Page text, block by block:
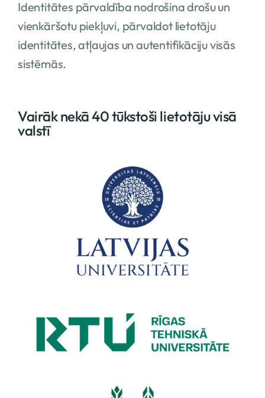
Identitātes pārvaldība nodrošina drošu un
vienkāršotu piekļuvi, pārvaldot lietotāju
identitātes, atļaujas un autentifikāciju visās
sistēmās.
Vairāk nekā 40 tūkstoši lietotāju visā
valstī